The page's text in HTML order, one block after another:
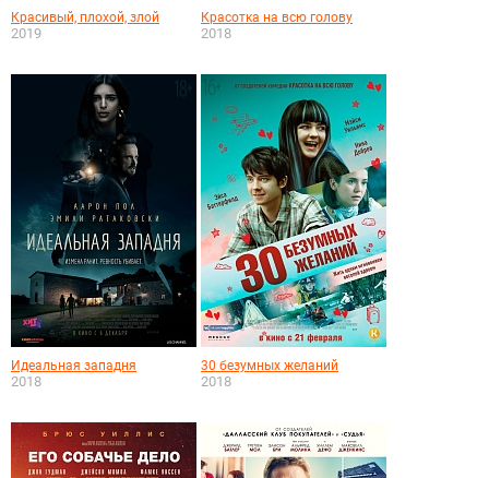
Красивый, плохой, злой
2019
Красотка на всю голову
2018
Идеальная западня
2018
30 безумных желаний
2018